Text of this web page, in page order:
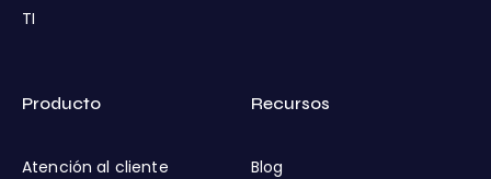
TI
Producto
Atención al cliente
Recursos
Blog